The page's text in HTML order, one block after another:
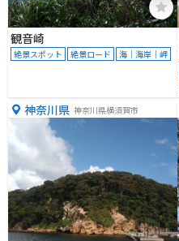
観音崎
絶景スポット 絶景ロード 海｜海岸｜岬
神奈川県 神奈川県横須賀市